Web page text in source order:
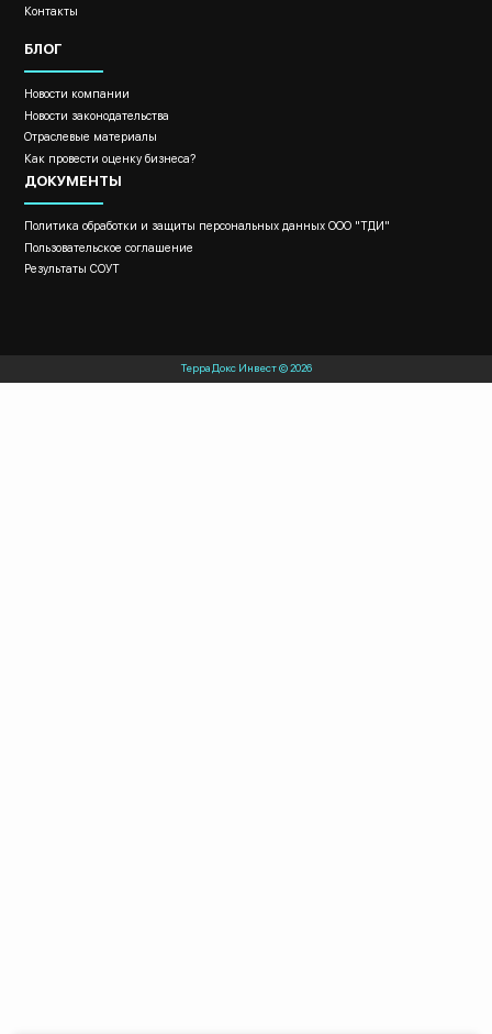
Контакты
БЛОГ
Новости компании
Новости законодательства
Отраслевые материалы
Как провести оценку бизнеса?
ДОКУМЕНТЫ
Политика обработки и защиты персональных данных ООО "ТДИ"
Пользовательское соглашение
Результаты СОУТ
Терра Докс Инвест © 2026